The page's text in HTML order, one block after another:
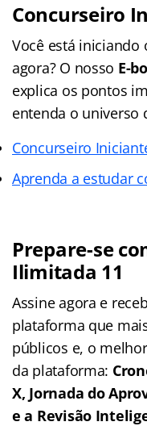
Concurseiro
Você está iniciando
agora? O nosso E-
explica os pontos
entenda o universo
Concurseiro
Aprenda a estudar
Prepare-se
Ilimitada 11
Assine agora e
plataforma que
públicos e, o
da plataforma:
X, Jornada do
e a Revisão